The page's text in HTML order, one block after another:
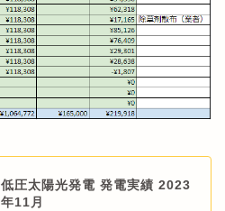
低圧太陽光発電 発電実績 2023
年11月